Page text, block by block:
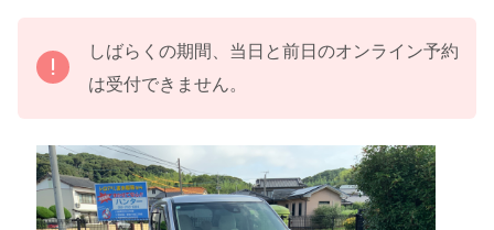
しばらくの期間、当日と前日のオンライン予約
は受付できません。